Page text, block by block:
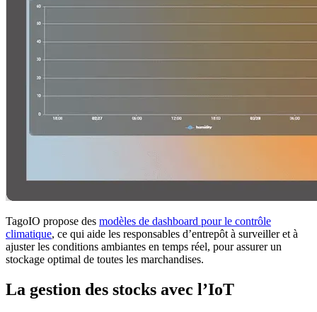
TagoIO propose des modèles de dashboard pour le contrôle
climatique, ce qui aide les responsables d’entrepôt à surveiller et à
ajuster les conditions ambiantes en temps réel, pour assurer un
stockage optimal de toutes les marchandises.
La gestion des stocks avec l’IoT